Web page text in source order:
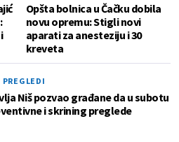
Opšta bolnica u Čačku dobila
novu opremu: Stigli novi
aparati za anesteziju i 30
kreveta
Niš pozvao građane da u subotu
i skrining preglede